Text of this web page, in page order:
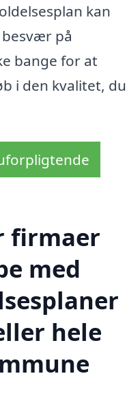
kan
på
bange for at
i den kvalitet, du
firmaer
med
hele